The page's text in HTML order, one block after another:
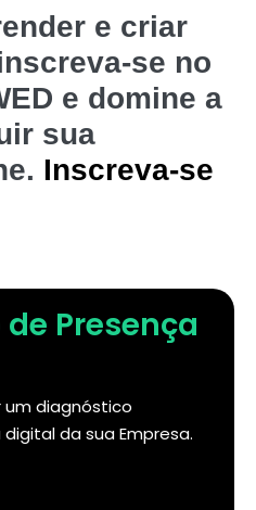
e criar
se no
e domine a
sua
Inscreva-se
Presença
um diagnóstico
da sua Empresa.